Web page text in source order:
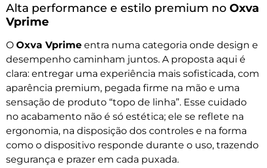
Alta performance e estilo premium no Oxva
Vprime
O Oxva Vprime entra numa categoria onde design e
desempenho caminham juntos. A proposta aqui é
clara: entregar uma experiência mais sofisticada, com
aparência premium, pegada firme na mão e uma
sensação de produto “topo de linha”. Esse cuidado
no acabamento não é só estética; ele se reflete na
ergonomia, na disposição dos controles e na forma
como o dispositivo responde durante o uso, trazendo
segurança e prazer em cada puxada.